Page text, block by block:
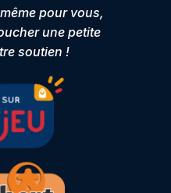
pour vous,
une petite
soutien !